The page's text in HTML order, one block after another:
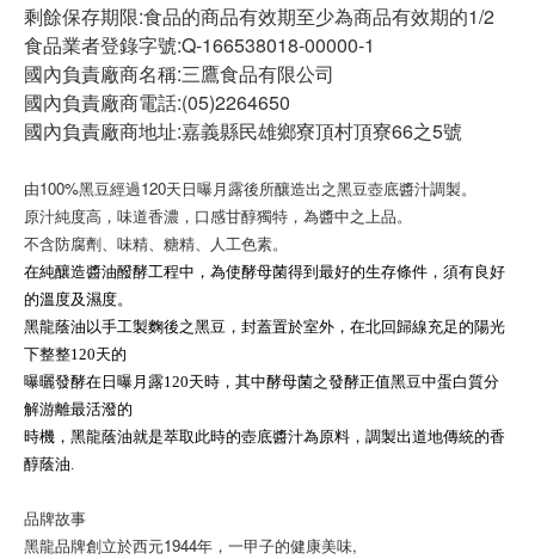
剩餘保存期限:食品的商品有效期至少為商品有效期的1/2
食品業者登錄字號:Q-166538018-00000-1
國內負責廠商名稱:三鷹食品有限公司
國內負責廠商電話:(05)2264650
國內負責廠商地址:嘉義縣民雄鄉寮頂村頂寮66之5號
由100%黑豆經過120天日曝月露後所釀造出之黑豆壺底醬汁調製。
原汁純度高，味道香濃，口感甘醇獨特，為醬中之上品。
不含防腐劑、味精、糖精、人工色素。
在純釀造醬油醱酵工程中，為使酵母菌得到最好的生存條件，須有良好
的溫度及濕度。
黑龍蔭油以手工製麴後之黑豆，封蓋置於室外，在北回歸線充足的陽光
下整整120天的
曝曬發酵在日曝月露120天時，其中酵母菌之發酵正值黑豆中蛋白質分
解游離最活潑的
時機，黑龍蔭油就是萃取此時的壺底醬汁為原料，調製出道地傳統的香
醇蔭油.
品牌故事
黑龍品牌創立於西元1944年，一甲子的健康美味,